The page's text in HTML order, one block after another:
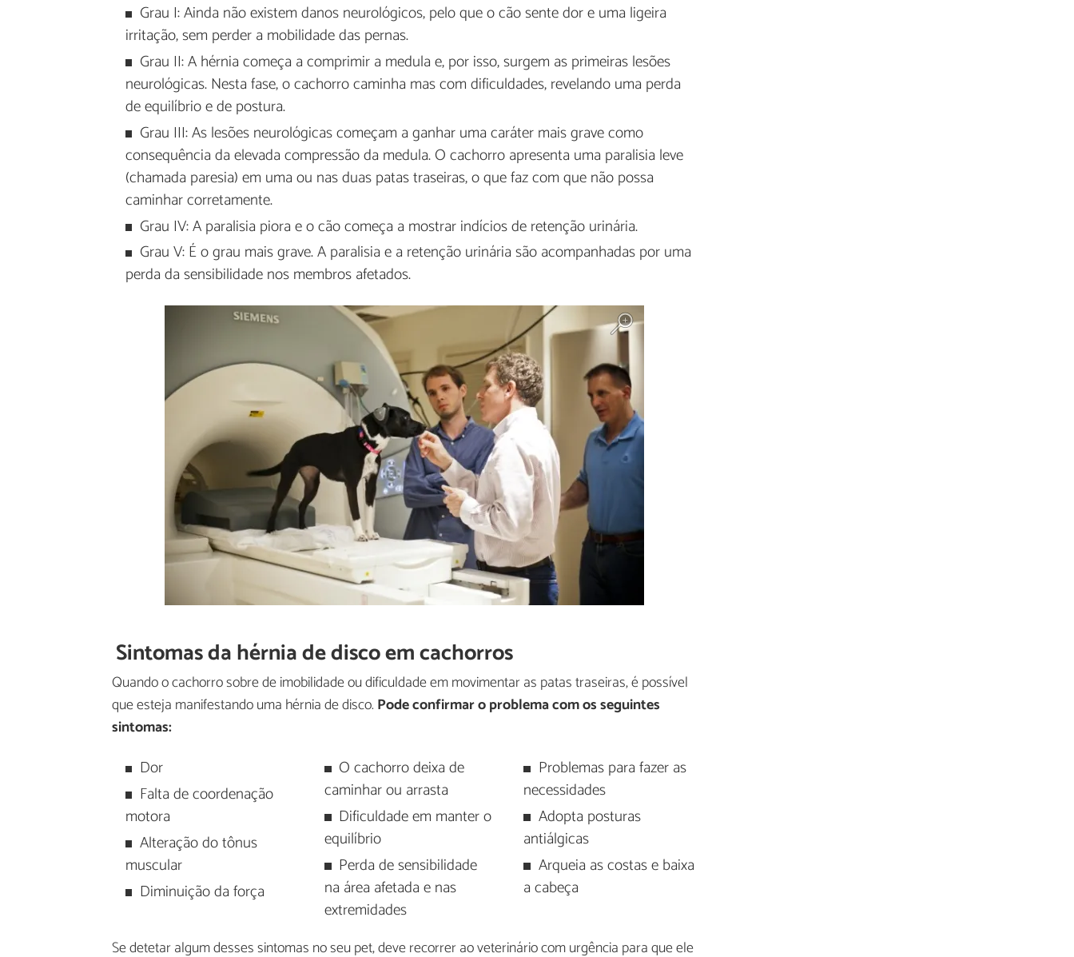
Grau I: Ainda não existem danos neurológicos, pelo que o cão sente dor e uma ligeira
irritação, sem perder a mobilidade das pernas.
Grau II: A hérnia começa a comprimir a medula e, por isso, surgem as primeiras lesões
neurológicas. Nesta fase, o cachorro caminha mas com dificuldades, revelando uma perda
de equilíbrio e de postura.
Grau III: As lesões neurológicas começam a ganhar uma caráter mais grave como
consequência da elevada compressão da medula. O cachorro apresenta uma paralisia leve
(chamada paresia) em uma ou nas duas patas traseiras, o que faz com que não possa
caminhar corretamente.
Grau IV: A paralisia piora e o cão começa a mostrar indícios de retenção urinária.
Grau V: É o grau mais grave. A paralisia e a retenção urinária são acompanhadas por uma
perda da sensibilidade nos membros afetados.
Sintomas da hérnia de disco em cachorros
Quando o cachorro sobre de imobilidade ou dificuldade em movimentar as patas traseiras, é possível
que esteja manifestando uma hérnia de disco. Pode confirmar o problema com os seguintes
sintomas:
Dor
Falta de coordenação
motora
Alteração do tônus
muscular
Diminuição da força
O cachorro deixa de
caminhar ou arrasta
Dificuldade em manter o
equilíbrio
Perda de sensibilidade
na área afetada e nas
extremidades
Problemas para fazer as
necessidades
Adopta posturas
antiálgicas
Arqueia as costas e baixa
a cabeça
Se detetar algum desses sintomas no seu pet, deve recorrer ao veterinário com urgência para que ele